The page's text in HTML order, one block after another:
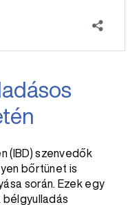
(IBD) szenvedők
bőrtünet is
során. Ezek egy